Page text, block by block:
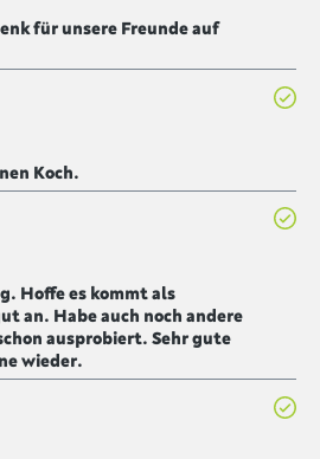
für unsere Freunde auf
Koch.
Hoffe es kommt als
an. Habe auch noch andere
ausprobiert. Sehr gute
wieder.